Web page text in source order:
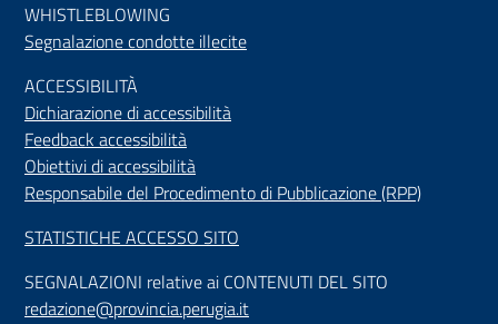
WHISTLEBLOWING
Segnalazione condotte illecite
ACCESSIBILITÀ
Dichiarazione di accessibilità
Feedback accessibilità
Obiettivi di accessibilità
Responsabile del Procedimento di Pubblicazione (RPP)
STATISTICHE ACCESSO SITO
SEGNALAZIONI relative ai CONTENUTI DEL SITO
redazione@provincia.perugia.it